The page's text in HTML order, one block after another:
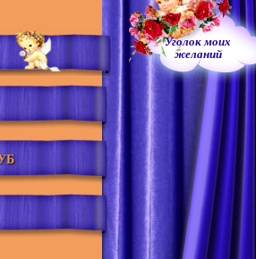
Уголок моих
желаний